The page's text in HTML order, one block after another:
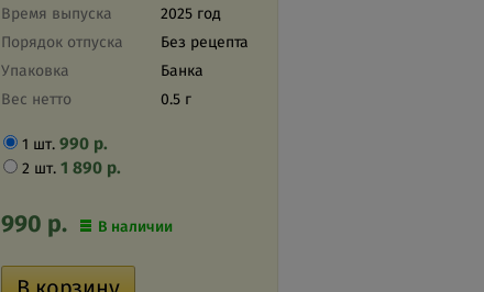
Время выпуска
2025 год
Порядок отпуска
Без рецепта
Упаковка
Банка
Вес нетто
0.5 г
1 шт. 990 р.
2 шт. 1 890 р.
990 р. В наличии